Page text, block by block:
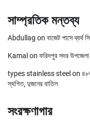
সাম্প্রতিক মন্তব্য
Abdullag on বাজেট পাসে ব্যর্থ
Kamal on ফরিদপুর সদর উপজেলা
types stainless steel on
স্থগিত, দুজনের বাতিল
সংরক্ষণাগার